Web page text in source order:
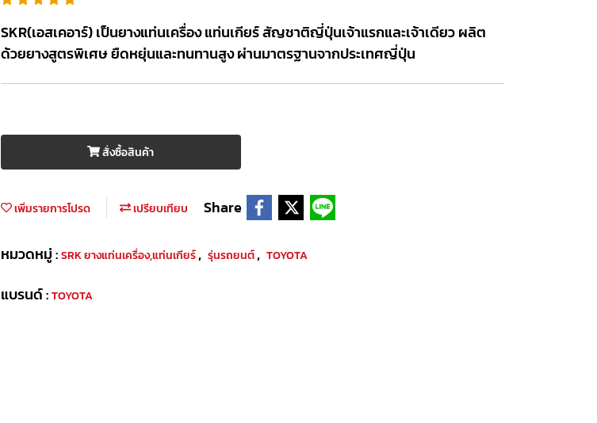
SKR(เอสเคอาร์) เป็นยางแท่นเครื่อง แท่นเกียร์ สัญชาติญี่ปุ่นเจ้าแรกและเจ้าเดียว ผลิต
ด้วยยางสูตรพิเศษ ยืดหยุ่นและทนทานสูง ผ่านมาตรฐานจากประเทศญี่ปุ่น
สั่งซื้อสินค้า
เพิ่มรายการโปรด เปรียบเทียบ Share
หมวดหมู่ :SRK ยางแท่นเครื่อง,แท่นเกียร์, รุ่นรถยนต์, TOYOTA
แบรนด์ :TOYOTA